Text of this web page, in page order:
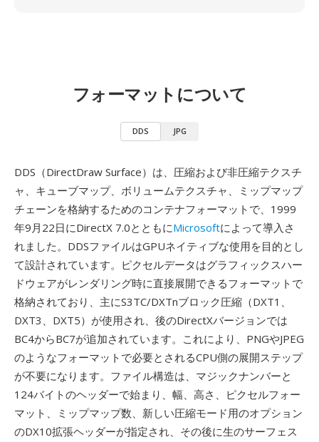
フォーマットについて
DDS JPG
DDS（DirectDraw Surface）は、圧縮および非圧縮テクスチ
ャ、キューブマップ、ボリュームテクスチャ、ミップマップ
チェーンを格納するためのコンテナフォーマットで、1999
年9月22日にDirectX 7.0とともにMicrosoftによって導入さ
れました。DDSファイルはGPUネイティブな使用を目的とし
て設計されています。ピクセルデータはグラフィックスハー
ドウェアがレンダリング時に直接展開できるフォーマットで
格納されており、主にS3TC/DXTnブロック圧縮（DXT1、
DXT3、DXT5）が使用され、後のDirectXバージョンでは
BC4からBC7が追加されています。これにより、PNGやJPEG
のようなフォーマットで必要とされるCPU側の展開ステップ
が不要になります。ファイル構造は、マジックナンバーと
124バイトのヘッダーで始まり、幅、高さ、ピクセルフォー
マット、ミップマップ数、新しい圧縮モード用のオプション
のDX10拡張ヘッダーが指定され、その後に生のサーフェス